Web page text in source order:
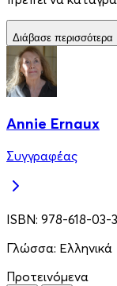
Διάβασε περισσότερα
Annie Ernaux
Συγγραφέας
ISBN: 978-618-03-
Γλώσσα: Ελληνικά
Προτεινόμενα